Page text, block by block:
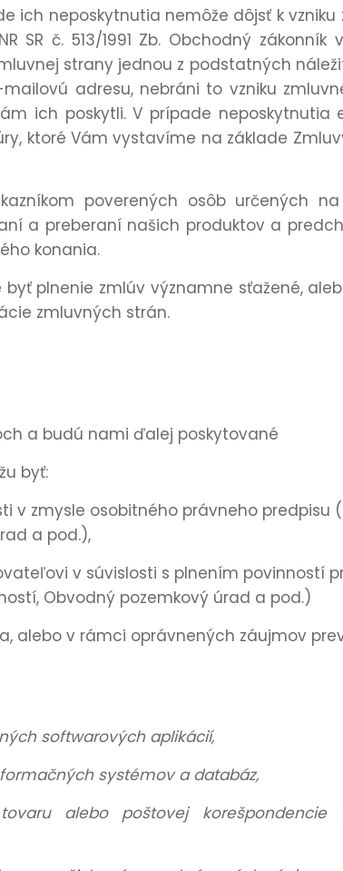
ich neposkytnutia nemôže dôjsť k vzniku
č. 513/1991 Zb. Obchodný zákonník
strany jednou z podstatných
adresu, nebráni to vzniku
ich poskytli. V prípade neposkytnutia
ktoré Vám vystavíme na základe
poverených osôb určených
a preberaní našich produktov a
konania.
plnenie zmlúv významne sťažené,
zmluvných strán.
a budú nami ďalej poskytované
byť:
zmysle osobitného právneho predpisu
a pod.),
v súvislosti s plnením povinností
Obvodný pozemkový úrad a pod.)
alebo v rámci oprávnených záujmov
softwarových aplikácií,
systémov a databáz,
alebo poštovej korešpondencie